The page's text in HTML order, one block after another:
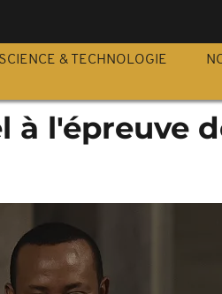
SCIENCE & TECHNOLOGIE
à l'épreuve